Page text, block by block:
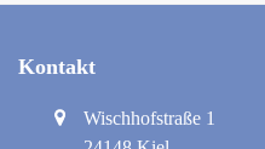
Kontakt
Wischhofstraße 1